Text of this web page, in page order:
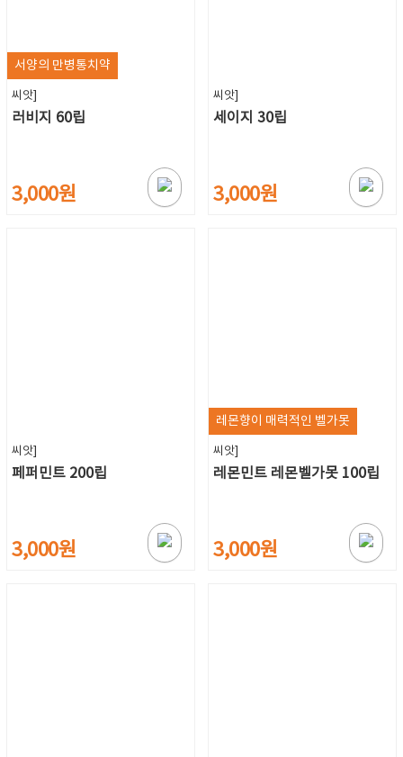
서양의 만병통치약
씨앗]
러비지 60립
3,000원
씨앗]
세이지 30립
3,000원
씨앗]
페퍼민트 200립
3,000원
레몬향이 매력적인 벨가못
씨앗]
레몬민트 레몬벨가못 100립
3,000원